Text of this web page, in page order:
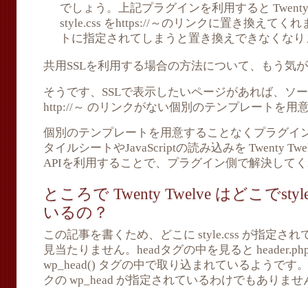
でしょう。上記プラグインを利用すると
style.css をhttps://～のリンクに置き換えてく
トに指定されてしまうと置き換えできなくな
共用SSLを利用する場合の方法について、もう気
そうです、SSLで表示したいページがあれば、ソ
http://～ のリンクがない個別のテンプレートを用
個別のテンプレートを用意することなくプラグイ
タイルシートやJavaScriptの読み込みを Twenty
APIを利用することで、プラグイン側で解決して
ところで Twenty Twelve はどこで
いるの？
この記事を書くため、どこに style.css が指定され
見当たりません。headタグの中を見ると
wp_head() タグの中で取り込まれているようです
クの wp_head が指定されているわけでもありませ